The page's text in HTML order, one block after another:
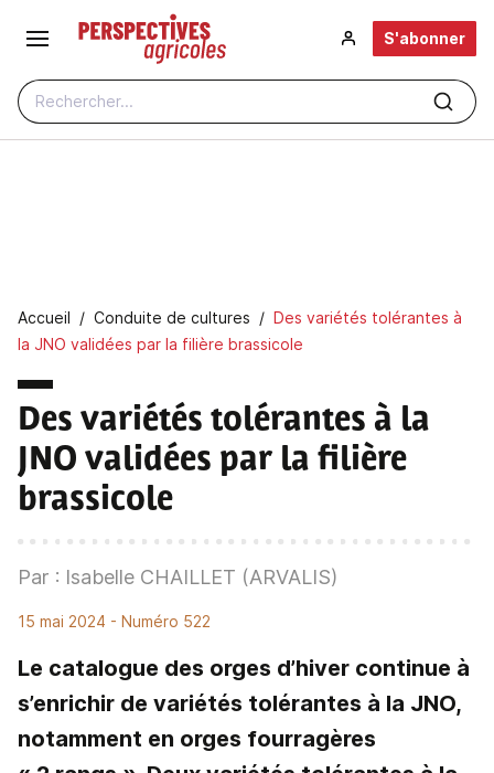
Aller au contenu principal
Rechercher...
S'abonner
Fil d'Ariane
Accueil Conduite de cultures
Des variétés tolérantes à
la JNO validées par la filière brassicole
Des variétés tolérantes à la
JNO validées par la filière
brassicole
Par : Isabelle CHAILLET (ARVALIS)
15 mai 2024 - Numéro 522
Le catalogue des orges d’hiver continue à
s’enrichir de variétés tolérantes à la JNO,
notamment en orges fourragères